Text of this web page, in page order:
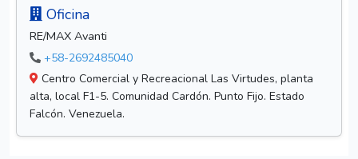
Oficina
RE/MAX Avanti
+58-2692485040
Centro Comercial y Recreacional Las Virtudes, planta
alta, local F1-5. Comunidad Cardón. Punto Fijo. Estado
Falcón. Venezuela.